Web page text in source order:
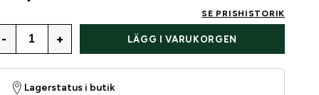
SE PRISHISTORIK
- + LÄGG I VARUKORGEN
Lagerstatus i butik